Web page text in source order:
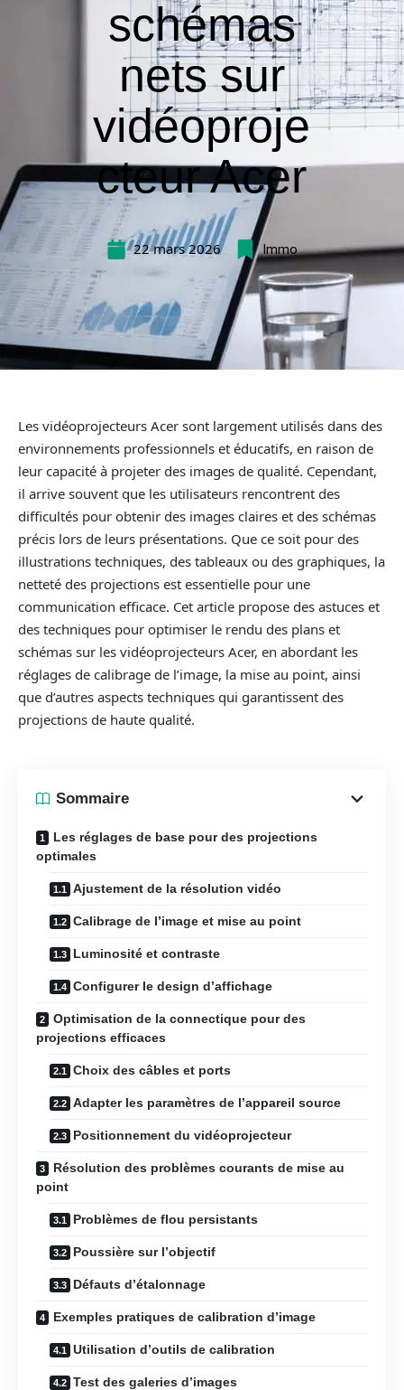
schémas
nets sur
vidéoproje
cteur Acer
22 mars 2026 Immo
Les vidéoprojecteurs Acer sont largement utilisés dans des
environnements professionnels et éducatifs, en raison de
leur capacité à projeter des images de qualité. Cependant,
il arrive souvent que les utilisateurs rencontrent des
difficultés pour obtenir des images claires et des schémas
précis lors de leurs présentations. Que ce soit pour des
illustrations techniques, des tableaux ou des graphiques, la
netteté des projections est essentielle pour une
communication efficace. Cet article propose des astuces et
des techniques pour optimiser le rendu des plans et
schémas sur les vidéoprojecteurs Acer, en abordant les
réglages de calibrage de l’image, la mise au point, ainsi
que d’autres aspects techniques qui garantissent des
projections de haute qualité.
Sommaire
Les réglages de base pour des projections
optimales
Ajustement de la résolution vidéo
Calibrage de l’image et mise au point
Luminosité et contraste
Configurer le design d’affichage
Optimisation de la connectique pour des
projections efficaces
Choix des câbles et ports
Adapter les paramètres de l’appareil source
Positionnement du vidéoprojecteur
Résolution des problèmes courants de mise au
point
Problèmes de flou persistants
Poussière sur l’objectif
Défauts d’étalonnage
Exemples pratiques de calibration d’image
Utilisation d’outils de calibration
Test des galeries d’images